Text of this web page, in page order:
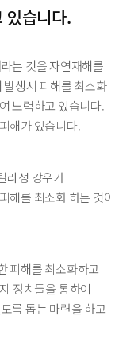
있습니다.
는 것을 자연재해를
생시 피해를 최소화
노력하고 있습니다.
해가 있습니다.
라성 강우가
해를 최소화 하는 것이
피해를 최소화하고
장치들을 통하여
록 돕는 마련을 하고